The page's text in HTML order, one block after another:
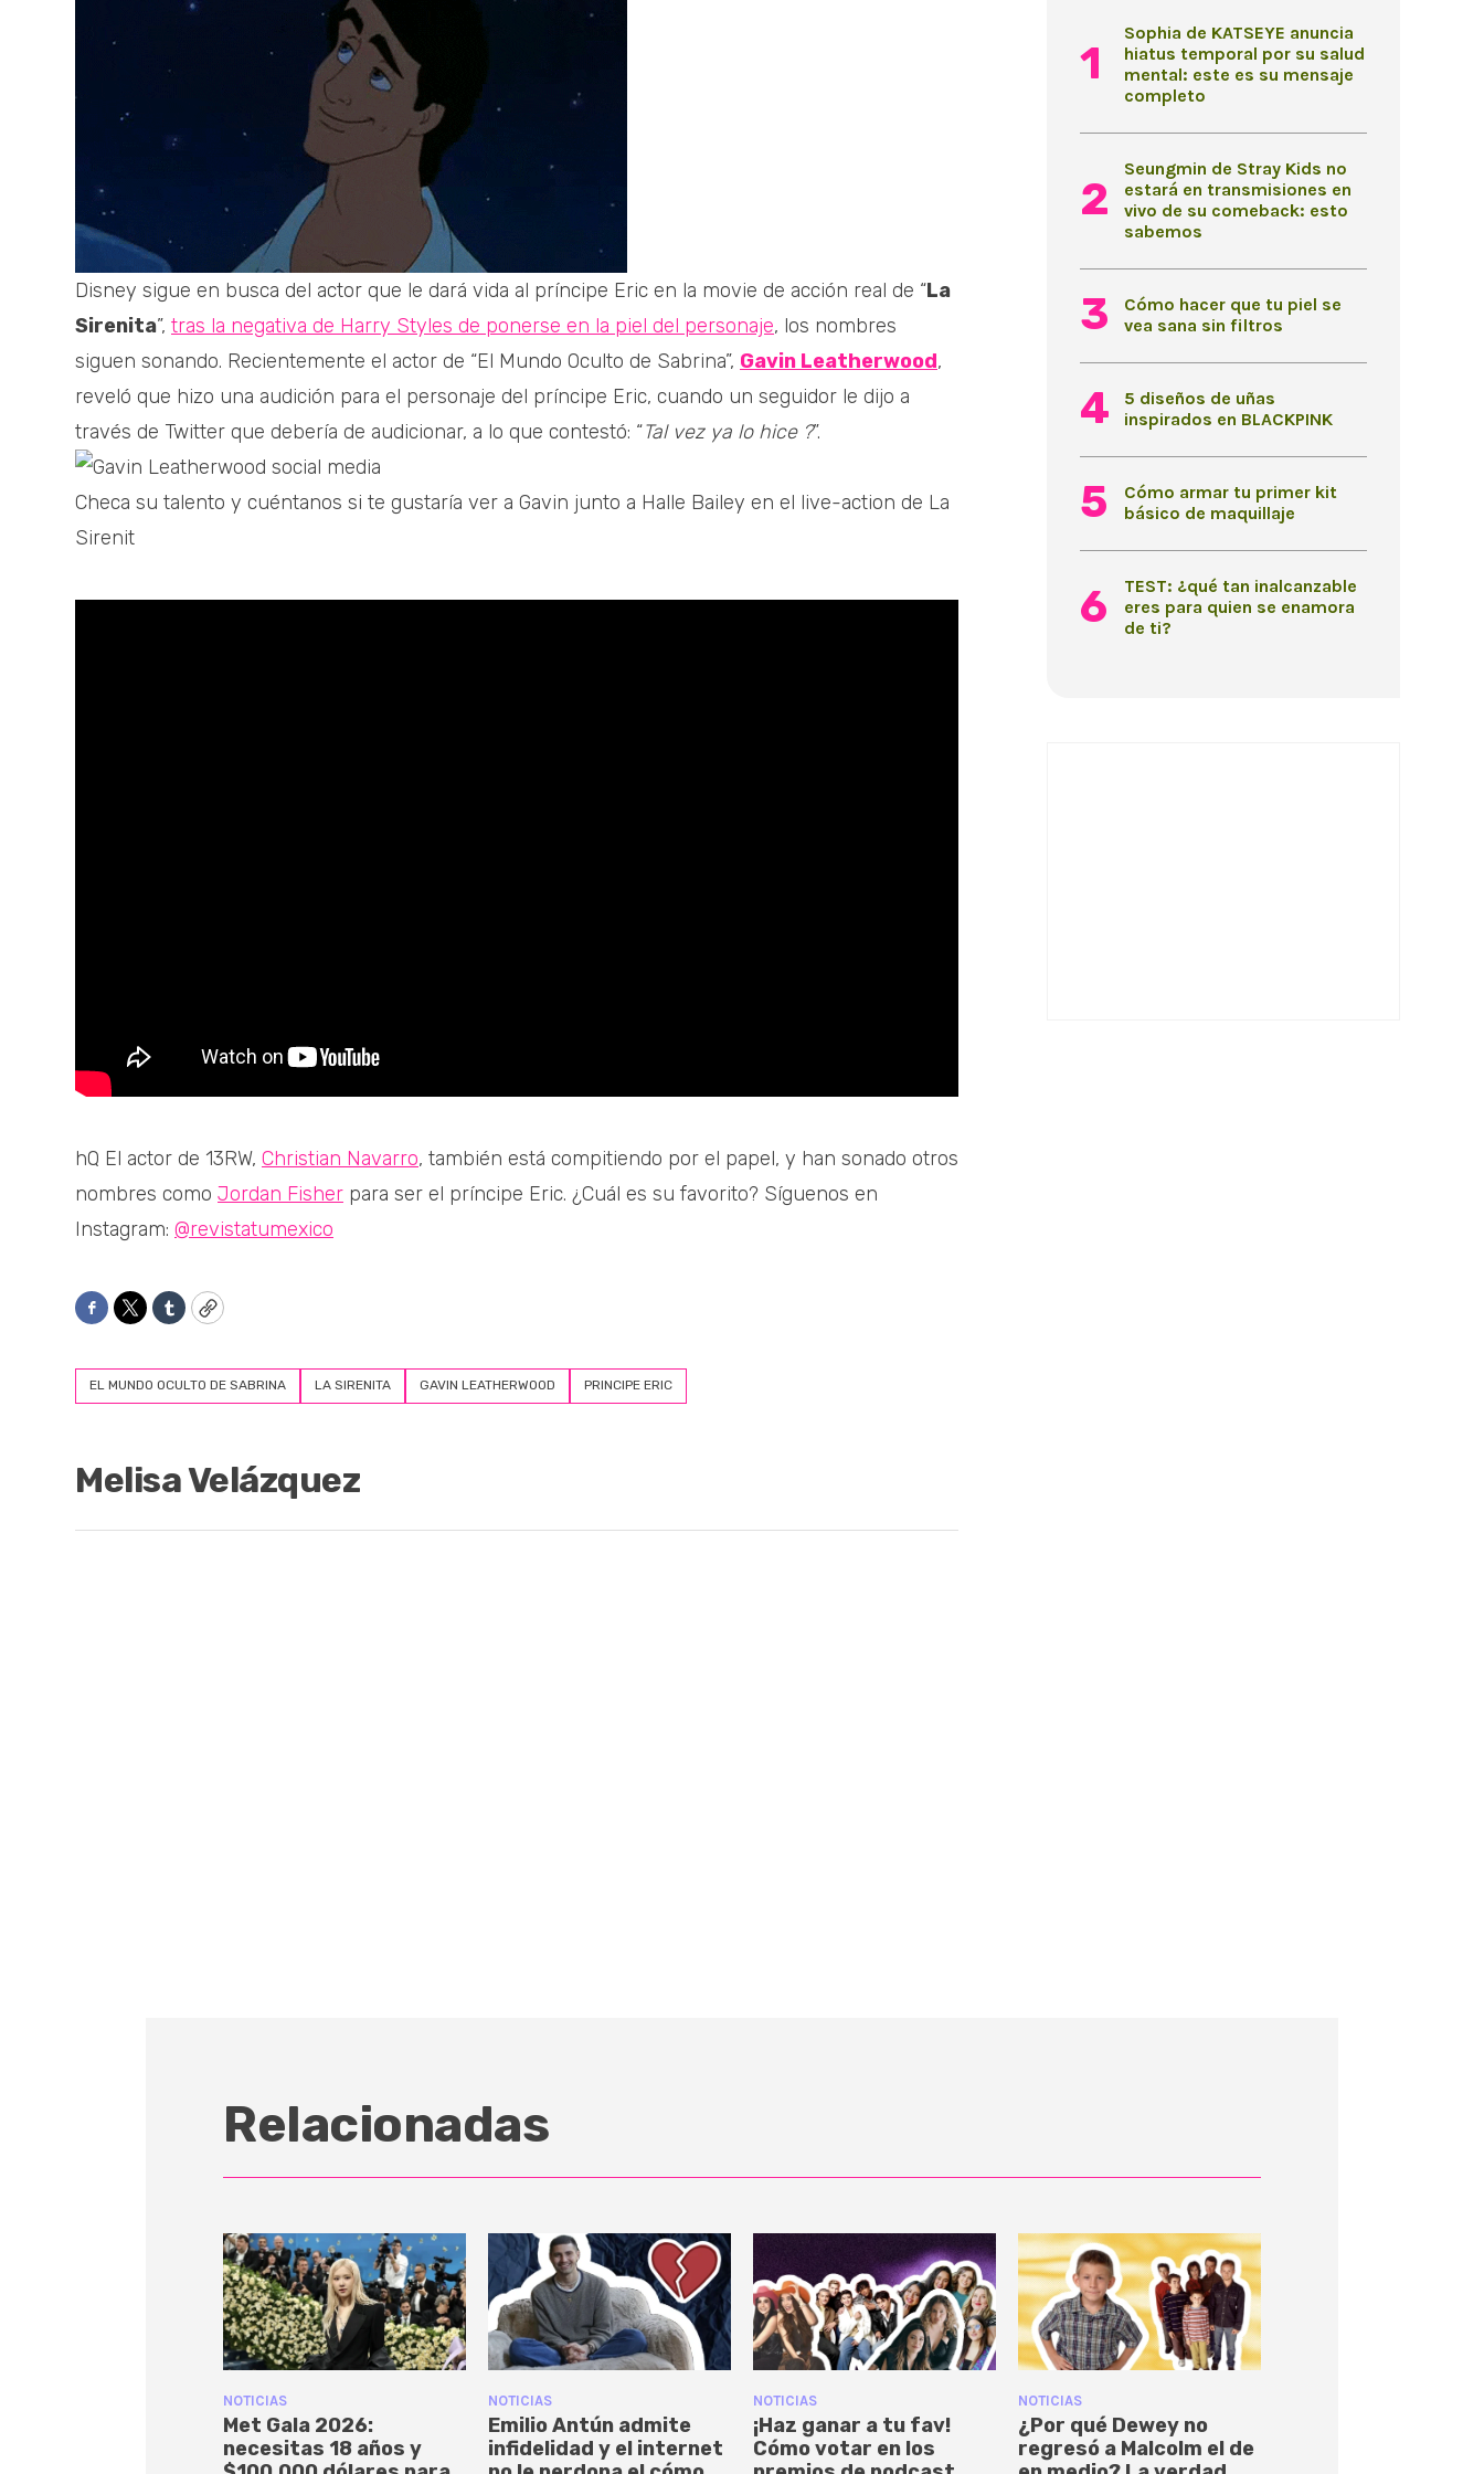
Disney sigue en busca del actor que le dará vida al príncipe Eric en la movie de acción real de “La
Sirenita”, tras la negativa de Harry Styles de ponerse en la piel del personaje, los nombres
siguen sonando. Recientemente el actor de “El Mundo Oculto de Sabrina”, Gavin Leatherwood,
reveló que hizo una audición para el personaje del príncipe Eric, cuando un seguidor le dijo a
través de Twitter que debería de audicionar, a lo que contestó: “Tal vez ya lo hice ?”.
Checa su talento y cuéntanos si te gustaría ver a Gavin junto a Halle Bailey en el live-action de La
Sirenit
hQ El actor de 13RW, Christian Navarro, también está compitiendo por el papel, y han sonado otros
nombres como Jordan Fisher para ser el príncipe Eric. ¿Cuál es su favorito? Síguenos en
Instagram: @revistatumexico
Facebook
TwitterTumblrCopy
EL MUNDO OCULTO DE SABRINA LA SIRENITA GAVIN LEATHERWOOD PRINCIPE ERIC
Melisa Velázquez
Sophia de KATSEYE anuncia
hiatus temporal por su salud
mental: este es su mensaje
completo
Seungmin de Stray Kids no
estará en transmisiones en
vivo de su comeback: esto
sabemos
Cómo hacer que tu piel se
vea sana sin filtros
5 diseños de uñas
inspirados en BLACKPINK
Cómo armar tu primer kit
básico de maquillaje
TEST: ¿qué tan inalcanzable
eres para quien se enamora
de ti?
Relacionadas
NOTICIAS
Met Gala 2026:
necesitas 18 años y
NOTICIAS
Emilio Antún admite
infidelidad y el internet
NOTICIAS
¡Haz ganar a tu fav!
Cómo votar en los
NOTICIAS
¿Por qué Dewey no
regresó a Malcolm el de